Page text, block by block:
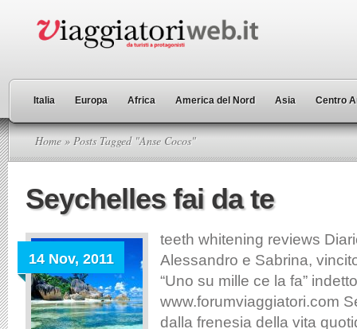
Italia Europa Africa America del Nord Asia Centro
Home » Posts Tagged "Anse Cocos"
Seychelles fai da te
14 Nov, 2011
teeth whitening reviews
Alessandro e Sabrina,
“Uno su mille ce la fa”
www.forumviaggiatori.com
dalla frenesia della vita